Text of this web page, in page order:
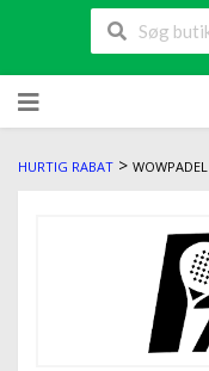
HURTIG RABAT > WOWPADEL